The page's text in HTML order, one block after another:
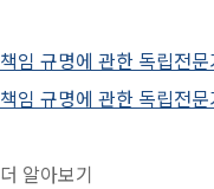
책임 규명에 관한 독립전
책임 규명에 관한 독립전
더 알아보기